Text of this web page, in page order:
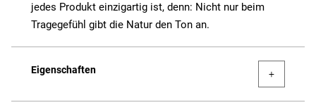
jedes Produkt einzigartig ist, denn: Nicht nur beim
Tragegefühl gibt die Natur den Ton an.
Eigenschaften